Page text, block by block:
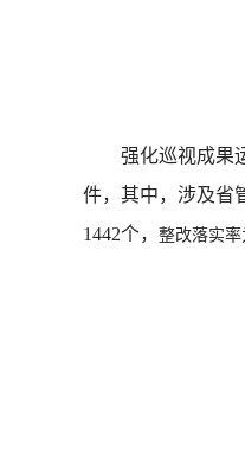
强化巡视成果运
件，其中，涉及省
1442个， 整改落实率